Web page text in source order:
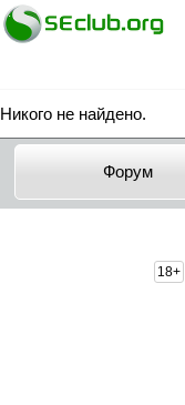
Никого не найдено.
Форум
18+